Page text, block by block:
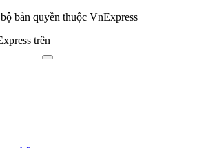
bản quyền thuộc VnExpress
trên